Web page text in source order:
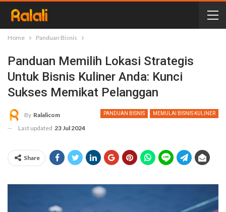
Home Panduan Bisnis
Panduan Memilih Lokasi Strategis
Untuk Bisnis Kuliner Anda: Kunci
Sukses Memikat Pelanggan
PANDUAN BISNIS MEMULAI BISNIS KULINER
By Ralalicom
Last updated 23 Jul 2024
Share